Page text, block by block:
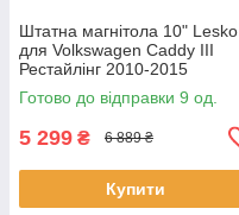
Штатна магнітола 10" Lesko
для Volkswagen Caddy III
Рестайлінг 2010-2015
1/16Gb/ Wi-Fi GPS Optima
Вольксв 9 шт.
Готово до відправки 9 од.
5 299 ₴ 6 889 ₴
Купити